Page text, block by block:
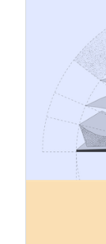
das für
Mit der
den
die
wen sie
ESRS